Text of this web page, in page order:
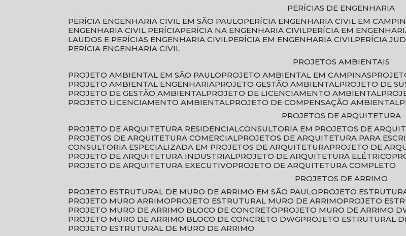
PERÍCIAS DE ENGENHARIA
PERÍCIA ENGENHARIA CIVIL EM SÃO PAULO
PERÍCIA ENGENHARIA CIVIL EM
ENGENHARIA CIVIL PERÍCIA
PERÍCIA NA ENGENHARIA CIVIL PERÍCIA EM
LAUDOS E PERÍCIAS ENGENHARIA CIVIL
PERÍCIA EM ENGENHARIA CIVIL PERÍCIA
PERÍCIA ENGENHARIA CIVIL
PROJETOS AMBIENTAIS
PROJETO AMBIENTAL EM SÃO PAULO
PROJETO AMBIENTAL EM CAMPINAS
PROJETO AMBIENTAL ENGENHARIA
PROJETO GESTÃO AMBIENTAL
PROJETO DE
PROJETO DE GESTÃO AMBIENTAL
PROJETO DE LICENCIAMENTO AMBIENTAL
PROJETO LICENCIAMENTO AMBIENTAL
PROJETO DE COMPENSAÇÃO AMBIENTAL
PROJETOS DE ARQUITETURA
PROJETO DE ARQUITETURA RESIDENCIAL CONSULTORIA EM PROJETOS DE
PROJETOS DE ARQUITETURA COMERCIAL
PROJETOS DE ARQUITETURA PARA
CONSULTORIA ESPECIALIZADA EM PROJETOS DE ARQUITETURA
PROJETO DE
PROJETO DE ARQUITETURA INDUSTRIAL
PROJETO DE ARQUITETURA ELÉTRICO
PROJETO DE ARQUITETURA EXECUTIVO
PROJETO DE ARQUITETURA COMPLETO
PROJETOS DE ARRIMO
PROJETO ESTRUTURAL DE MURO DE ARRIMO EM SÃO PAULO
PROJETO
PROJETO MURO ARRIMO
PROJETO ESTRUTURAL MURO DE ARRIMO
PROJETO
PROJETO MURO DE ARRIMO BLOCO DE CONCRETO
PROJETO MURO DE ARRIMO
PROJETO MURO DE ARRIMO BLOCO DE CONCRETO DWG
PROJETO ESTRUTURAL
PROJETO ESTRUTURAL DE MURO DE ARRIMO